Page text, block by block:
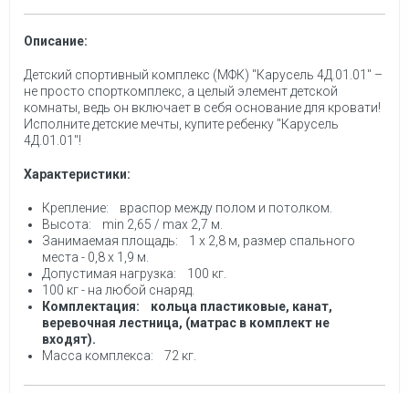
Описание:
Детский спортивный комплекс (МФК) "Карусель 4Д.01.01" –
не просто спорткомплекс, а целый элемент детской
комнаты, ведь он включает в себя основание для кровати!
Исполните детские мечты, купите ребенку "Карусель
4Д.01.01"!
Характеристики:
Крепление: враспор между полом и потолком.
Высота: min 2,65 / max 2,7 м.
Занимаемая площадь: 1 х 2,8 м, размер спального
места - 0,8 х 1,9 м.
Допустимая нагрузка: 100 кг.
100 кг - на любой снаряд.
Комплектация: кольца пластиковые, канат,
веревочная лестница, (матрас в комплект не
входят).
Масса комплекса: 72 кг.